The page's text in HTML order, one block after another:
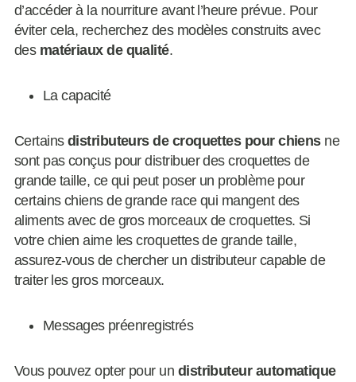
d’accéder à la nourriture avant l’heure prévue. Pour
éviter cela, recherchez des modèles construits avec
des matériaux de qualité.
La capacité
Certains distributeurs de croquettes pour chiensne
sont pas conçus pour distribuer des croquettes de
grande taille, ce qui peut poser un problème pour
certains chiens de grande race qui mangent des
aliments avec de gros morceaux de croquettes. Si
votre chien aime les croquettes de grande taille,
assurez-vous de chercher un distributeur capable de
traiter les gros morceaux.
Messages préenregistrés
Vous pouvez opter pour un distributeur automatique